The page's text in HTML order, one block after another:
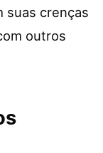
suas crenças
outros